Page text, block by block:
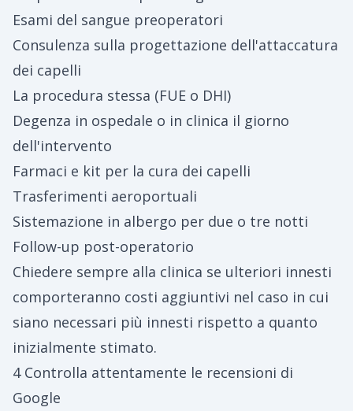
Esami del sangue preoperatori
Consulenza sulla progettazione dell'attaccatura
dei capelli
La procedura stessa (FUE o DHI)
Degenza in ospedale o in clinica il giorno
dell'intervento
Farmaci e kit per la cura dei capelli
Trasferimenti aeroportuali
Sistemazione in albergo per due o tre notti
Follow-up post-operatorio
Chiedere sempre alla clinica se ulteriori innesti
comporteranno costi aggiuntivi nel caso in cui
siano necessari più innesti rispetto a quanto
inizialmente stimato.
4 Controlla attentamente le recensioni di
Google